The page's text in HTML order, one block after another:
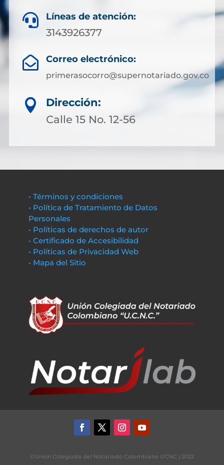
 Líneas de atención:
3143926377
 Correo electrónico:
primerasocorro@supernotariado.gov.co

Dirección:
Calle 15 No. 12-56
• Términos y condiciones
• Política de Tratamiento de Datos
Personales
• Políticas de derechos de autor
• Certificado de Accesibilidad
• Políticas de Privacidad Web
• Mapa del Sitio
©Unión Colegiada del Notariado Colombiano UCNC | 2022